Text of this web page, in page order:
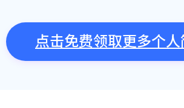
点击免费领取更多个